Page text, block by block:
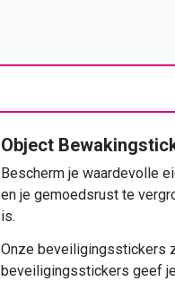
Object
Bescherm je waardevolle
en je gemoedsrust te
is.
Onze beveiligingsstickers
beveiligingsstickers geef